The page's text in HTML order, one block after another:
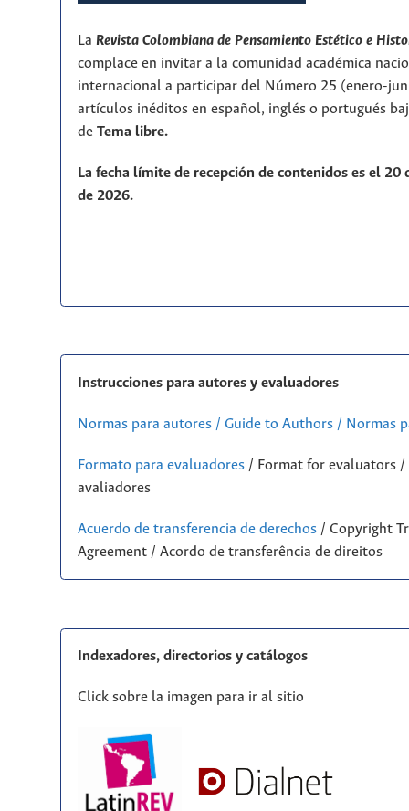
La Revista Colombiana de Pensamiento Estético e
complace en invitar a la comunidad académica
internacional a participar del Número 25 (enero-
artículos inéditos en español, inglés o portugués
de Tema libre.
La fecha límite de recepción de contenidos es el 20
de 2026.
Instrucciones para autores y evaluadores
Normas para autores / Guide to Authors / Normas
Formato para evaluadores/ Format for evaluators /
avaliadores
Acuerdo de transferencia de derechos/ Copyright
Agreement / Acordo de transferência de direitos
Indexadores, directorios y catálogos
Click sobre la imagen para ir al sitio